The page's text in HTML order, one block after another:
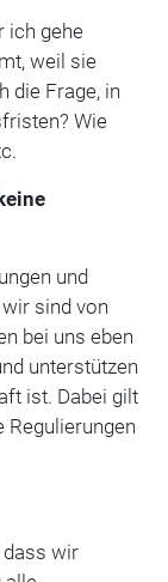
ich gehe
weil sie
die Frage, in
Wie
und
sind von
bei uns eben
unterstützen
ist. Dabei gilt
Regulierungen
dass wir